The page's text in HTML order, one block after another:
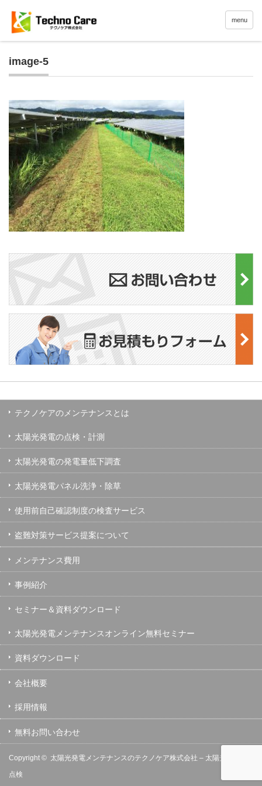
menu
image-5
テクノケアのメンテナンスとは
太陽光発電の点検・計測
太陽光発電の発電量低下調査
太陽光発電パネル洗浄・除草
使用前自己確認制度の検査サービス
盗難対策サービス提案について
メンテナンス費用
事例紹介
セミナー＆資料ダウンロード
太陽光発電メンテナンスオンライン無料セミナー
資料ダウンロード
会社概要
採用情報
無料お問い合わせ
Copyright © 太陽光発電メンテナンスのテクノケア株式会社 – 太陽光発電の保守
点検